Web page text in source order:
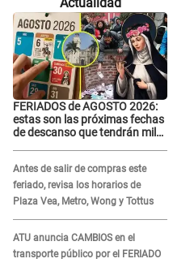
Actualidad
FERIADOS de AGOSTO 2026:
estas son las próximas fechas
de descanso que tendrán miles
Antes de salir de compras este
feriado, revisa los horarios de
Plaza Vea, Metro, Wong y Tottus
ATU anuncia CAMBIOS en el
transporte público por el FERIADO